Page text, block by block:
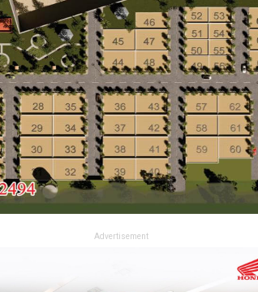
Advertisement